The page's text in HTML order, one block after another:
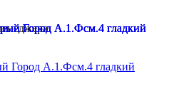
Город А.1.Фсм.4 гладкий